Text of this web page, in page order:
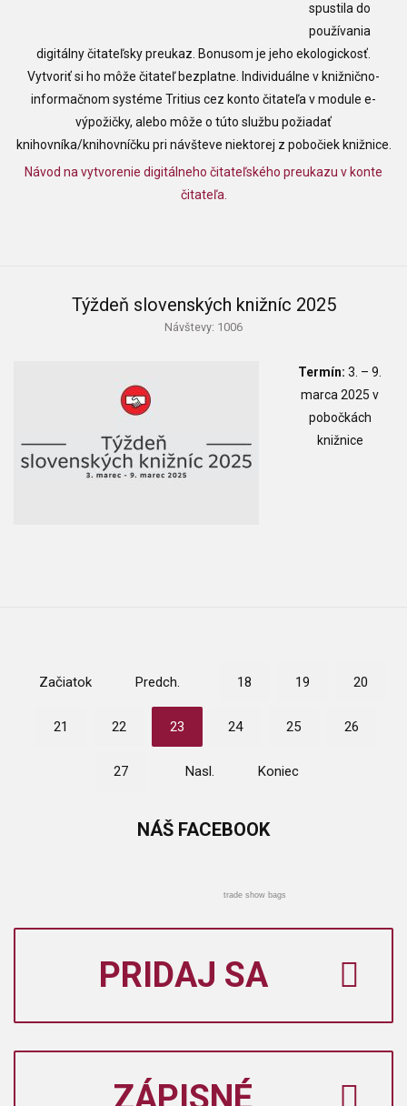
spustila do
používania
digitálny čitateľsky preukaz. Bonusom je jeho ekologickosť.
Vytvoriť si ho môže čitateľ bezplatne. Individuálne v knižnično-
informačnom systéme Tritius cez konto čitateľa v module e-
výpožičky, alebo môže o túto službu požiadať
knihovníka/knihovníčku pri návšteve niektorej z pobočiek knižnice.
Návod na vytvorenie digitálneho čitateľského preukazu v konte
čitateľa.
Týždeň slovenských knižníc 2025
Návštevy: 1006
Termín: 3. – 9.
marca 2025 v
pobočkách
knižnice
Začiatok Predch. 18 19 20
21 22 23 24 25 26
27 Nasl. Koniec
NÁŠ FACEBOOK
trade show bags
PRIDAJ SA
ZÁPISNÉ